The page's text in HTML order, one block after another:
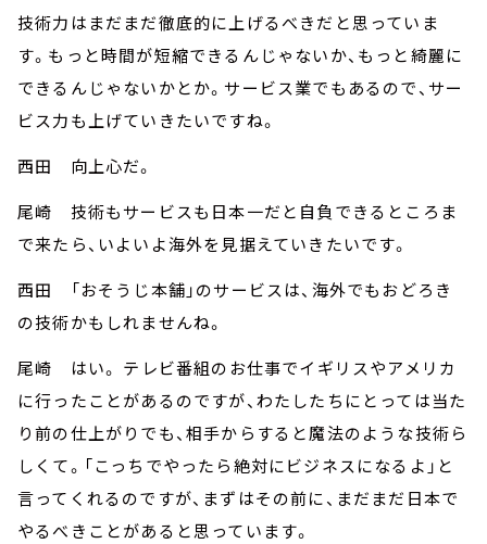
技術力はまだまだ徹底的に上げるべきだと思っていま
す。もっと時間が短縮できるんじゃないか、もっと綺麗に
できるんじゃないかとか。サービス業でもあるので、サー
ビス力も上げていきたいですね。
西田 向上心だ。
尾崎 技術もサービスも日本一だと自負できるところま
で来たら、いよいよ海外を見据えていきたいです。
西田 「おそうじ本舗」のサービスは、海外でもおどろき
の技術かもしれませんね。
尾崎 はい。 テレビ番組のお仕事でイギリスやアメリカ
に行ったことがあるのですが、わたしたちにとっては当た
り前の仕上がりでも、相手からすると魔法のような技術ら
しくて。「こっちでやったら絶対にビジネスになるよ」と
言ってくれるのですが、まずはその前に、まだまだ日本で
やるべきことがあると思っています。